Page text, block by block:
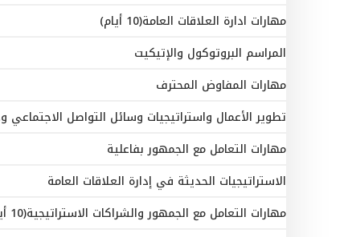
مهارات ادارة العلاقات العامة(10 أيام)
المراسم البروتوكول والإتيكيت
مهارات المفاوض المحترف
تطوير الأعمال واستراتيجيات وسائل التواصل
مهارات التعامل مع الجمهور بفاعلية
الاستراتيجيات الحديثة في إدارة العلاقات العامة
مهارات التعامل مع الجمهور والشراكات الاستراتيجية(10 أيام)